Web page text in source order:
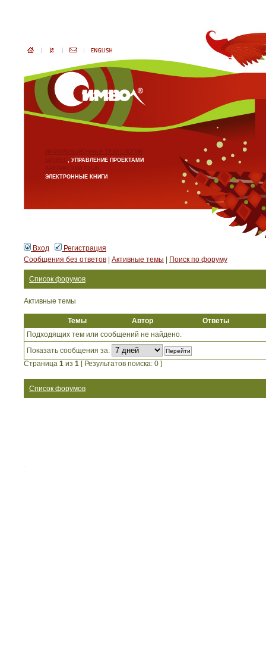
ИНФОРМАЦИОННЫЕ ТЕХНОЛОГИИ
БИЗНЕС, УПРАВЛЕНИЕ ПРОЕКТАМИ
АНГЛИЙСКИЙ ЯЗЫК
ЭЛЕКТРОННЫЕ КНИГИ
Вход
Регистрация
Сообщения без ответов
Активные темы Поиск по форуму
Список форумов
Активные темы
Темы Автор
Ответы
Подходящих тем или сообщений не найдено.
Показать сообщения за:
Страница 1 из 1 [ Результатов поиска: 0 ]
Список форумов